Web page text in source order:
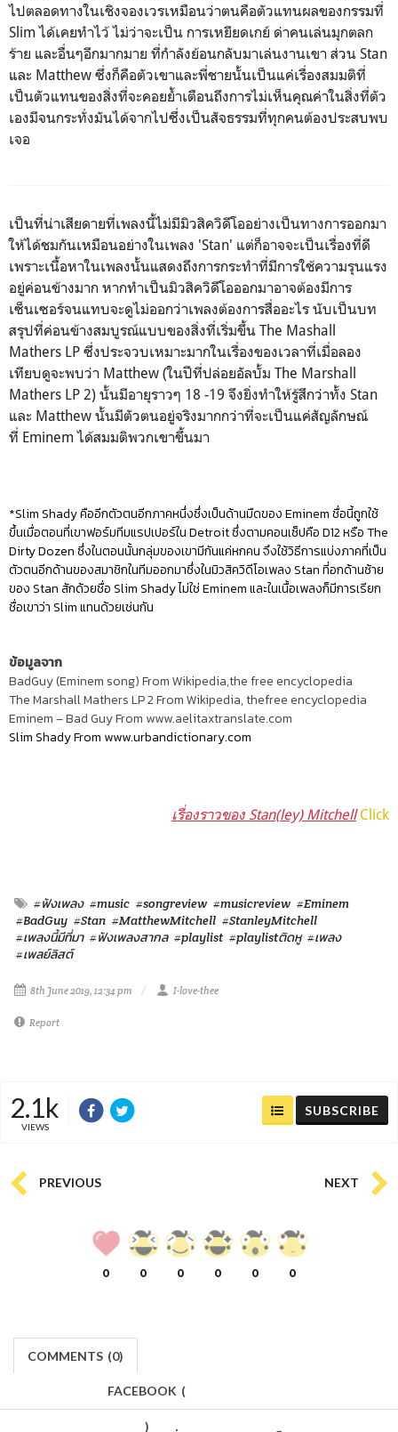
ไปตลอดทางในเชิงจองเวรเหมือนว่าตนคือตัวแทนผลของกรรมที่
Slim ได้เคยทำไว้ ไม่ว่าจะเป็น การเหยียดเกย์ ด่าคนเล่นมุกตลก
ร้าย และอื่นๆอีกมากมาย ที่กำลังย้อนกลับมาเล่นงานเขา ส่วน Stan
และ Matthew ซึ่งก็คือตัวเขาและพี่ชายนั้นเป็นแค่เรื่องสมมติที่
เป็นตัวแทนของสิ่งที่จะคอยย้ำเตือนถึงการไม่เห็นคุณค่าในสิ่งที่ตัว
เองมีจนกระทั่งมันได้จากไปซึ่งเป็นสัจธรรมที่ทุกคนต้องประสบพบ
เจอ
เป็นที่น่าเสียดายที่เพลงนี้ไม่มีมิวสิควิดีโออย่างเป็นทางการออกมา
ให้ได้ชมกันเหมือนอย่างในเพลง 'Stan' แต่ก็อาจจะเป็นเรื่องที่ดี
เพราะเนื้อหาในเพลงนั้นแสดงถึงการกระทำที่มีการใช้ความรุนแรง
อยู่ค่อนข้างมาก หากทำเป็นมิวสิควิดีโอออกมาอาจต้องมีการ
เซ็นเซอร์จนแทบจะดูไม่ออกว่าเพลงต้องการสื่ออะไร นับเป็นบท
สรุปที่ค่อนข้างสมบูรณ์แบบของสิ่งที่เริ่มขึ้น The Mashall
Mathers LP ซึ่งประจวบเหมาะมากในเรื่องของเวลาที่เมื่อลอง
เทียบดูจะพบว่า Matthew (ในปีที่ปล่อยอัลบั้ม The Marshall
Mathers LP 2) นั้นมีอายุราวๆ 18 -19 จึงยิ่งทำให้รู้สึกว่าทั้ง Stan
และ Matthew นั้นมีตัวตนอยู่จริงมากกว่าที่จะเป็นแค่สัญลักษณ์
ที่ Eminemได้สมมติพวกเขาขึ้นมา
*Slim Shadyคืออีกตัวตนอีกภาคหนึ่งซึ่งเป็นด้านมืดของEminemชื่อนี้ถูกใช้
ขึ้นเมื่อตอนที่เขาฟอร์มทีมแรปเปอร์ในDetroitซึ่งตามคอนเซ็ปคือD12หรือThe
Dirty Dozenซึ่งในตอนนั้นกลุ่มของเขามีกันแค่หกคน จึงใช้วิธีการแบ่งภาคที่เป็น
ตัวตนอีกด้านของสมาชิกในทีมออกมาซึ่งในมิวสิควิดีโอเพลงStanที่อกด้านซ้าย
ของStanสักด้วยชื่อSlim Shadyไม่ใช่Eminemและในเนื้อเพลงก็มีการเรียก
ชื่อเขาว่า Slimแทนด้วยเช่นกัน
ข้อมูลจาก
BadGuy (Eminem song)From Wikipedia,the free encyclopedia
The Marshall Mathers LP 2 From Wikipedia, thefree encyclopedia
Eminem – Bad Guy From www.aelitaxtranslate.com
Slim Shady From www.urbandictionary.com
เรื่องราวของ Stan(ley) Mitchell Click
#ฟังเพลง #music #songreview #musicreview #Eminem
#BadGuy #Stan #MatthewMitchell #StanleyMitchell
#เพลงนี้มีที่มา #ฟังเพลงสากล #playlist #playlistติดหู #เพลง
#เพลย์ลิสต์
8th June 2019, 12:34 pm I-love-thee
Report
2.1k
VIEWS
SUBSCRIBE
PREVIOUS NEXT
0 0 0 0 0 0
COMMENTS (0)
FACEBOOK (
)